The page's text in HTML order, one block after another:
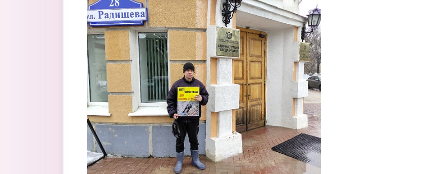
Перейти к основному содержанию